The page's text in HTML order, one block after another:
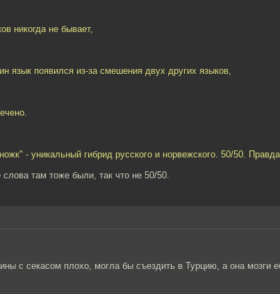
никогда не бывает,
язык появился из-за смешения двух других языков,
- уникальный гибрид русского и норвежского. 50/50.
слова там тоже были, так что не 50/50.
с секасом плохо, могла бы съездить в Турцию, а она мозги